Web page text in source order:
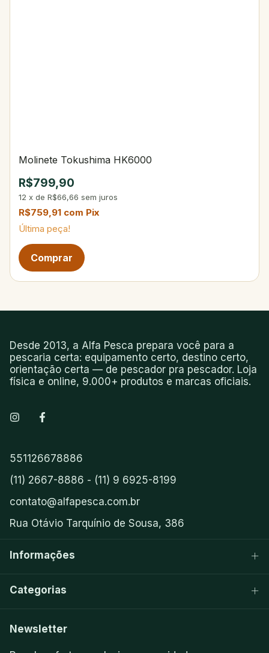
Molinete Tokushima HK6000
R$799,90
12 x de R$66,66 sem juros
R$759,91 com Pix
Última peça!
Desde 2013, a Alfa Pesca prepara você para a
pescaria certa: equipamento certo, destino certo,
orientação certa — de pescador pra pescador. Loja
física e online, 9.000+ produtos e marcas oficiais.
551126678886
(11) 2667-8886 - (11) 9 6925-8199
contato@alfapesca.com.br
Rua Otávio Tarquínio de Sousa, 386
Informações
Categorias
Newsletter